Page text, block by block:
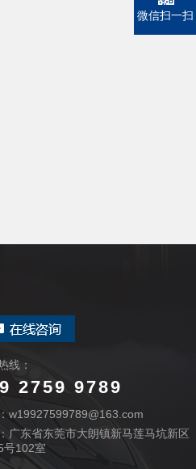
线：
2759 9789
w19927599789@163.com
广东省东莞市大朗镇新马莲马坑新区
号102室
微信扫一扫